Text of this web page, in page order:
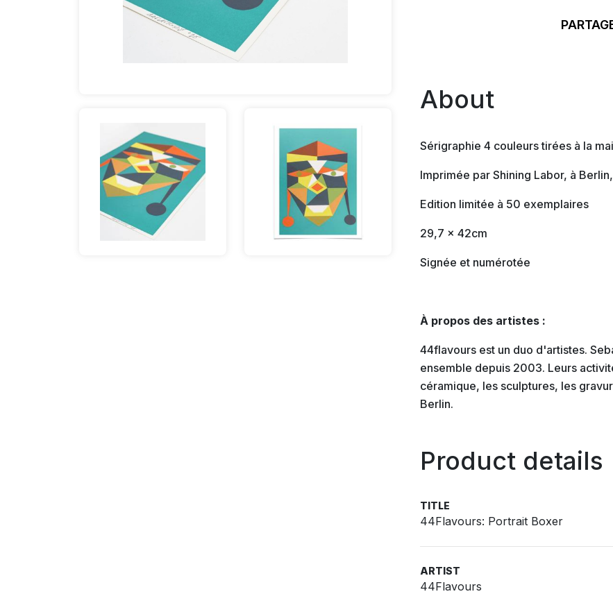
About
Sérigraphie 4 couleurs tirées à la
Imprimée par Shining Labor, à
Edition limitée à 50 exemplaires
29,7 x 42cm
Signée et numérotée
À propos des artistes :
44flavours est un duo d'artistes.
ensemble depuis 2003. Leurs
céramique, les sculptures, les
Berlin.
Product details
TITLE
44Flavours: Portrait Boxer
ARTIST
44Flavours